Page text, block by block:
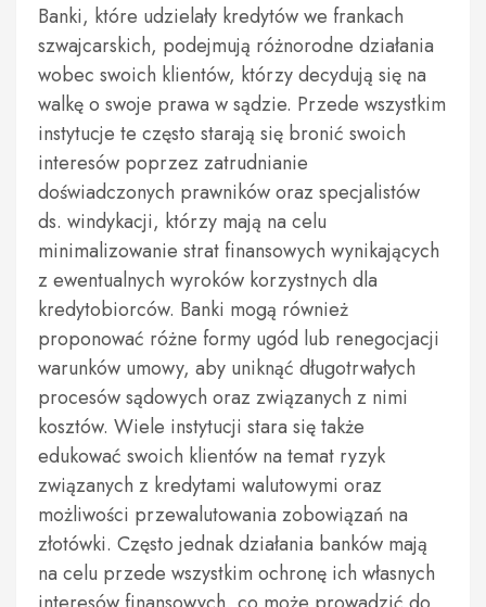
Banki, które udzielały kredytów we frankach
szwajcarskich, podejmują różnorodne działania
wobec swoich klientów, którzy decydują się na
walkę o swoje prawa w sądzie. Przede wszystkim
instytucje te często starają się bronić swoich
interesów poprzez zatrudnianie
doświadczonych prawników oraz specjalistów
ds. windykacji, którzy mają na celu
minimalizowanie strat finansowych wynikających
z ewentualnych wyroków korzystnych dla
kredytobiorców. Banki mogą również
proponować różne formy ugód lub renegocjacji
warunków umowy, aby uniknąć długotrwałych
procesów sądowych oraz związanych z nimi
kosztów. Wiele instytucji stara się także
edukować swoich klientów na temat ryzyk
związanych z kredytami walutowymi oraz
możliwości przewalutowania zobowiązań na
złotówki. Często jednak działania banków mają
na celu przede wszystkim ochronę ich własnych